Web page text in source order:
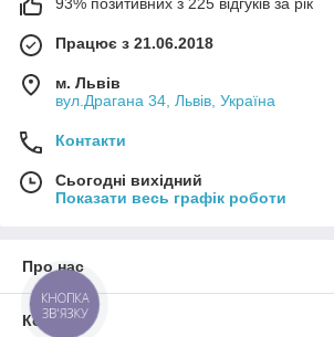
Працює з 21.06.2018
м. Львів
вул.Драгана 34, Львів, Україна
Контакти
Сьогодні вихідний
Показати весь графік роботи
Про нас
Контакти
КНОПКА
ЗВ'ЯЗКУ